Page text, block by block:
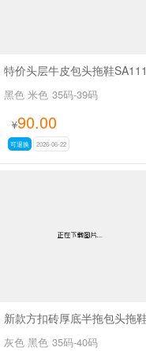
特价头层牛皮包头拖鞋SA111
黑色 米色 35码-39码
¥90.00
可退换 2026-06-22
灰色 黑色 35码-40码